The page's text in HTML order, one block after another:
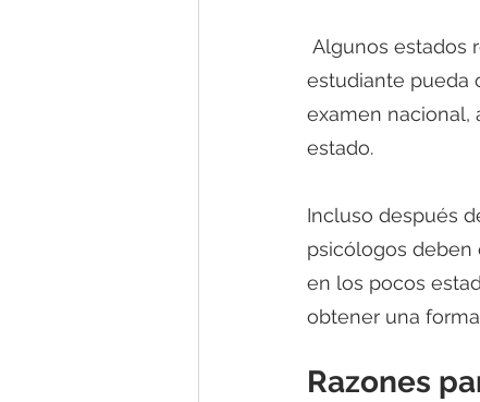
estudiante pueda
examen nacional,
estado.
Incluso después
psicólogos deben
en los pocos
obtener una
Razones